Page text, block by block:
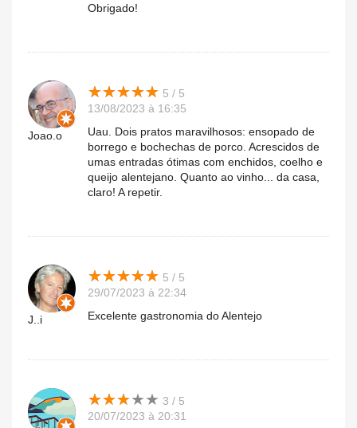
Obrigado!
Joao.o
★★★★★
★★★★★ 5 / 5
13/08/2023 à 16:35
Uau. Dois pratos maravilhosos: ensopado de
borrego e bochechas de porco. Acrescidos de
umas entradas ótimas com enchidos, coelho e
queijo alentejano. Quanto ao vinho... da casa,
claro! A repetir.
J..i
★★★★★
★★★★★ 5 / 5
29/07/2023 à 22:34
Excelente gastronomia do Alentejo
★★★★★
★★★★★ 3 / 5
20/07/2023 à 20:31